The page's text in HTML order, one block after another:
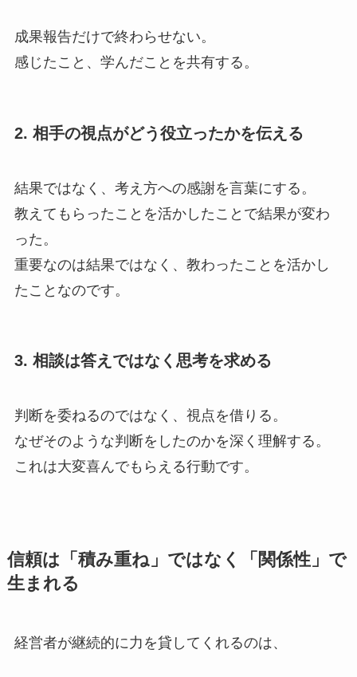
成果報告だけで終わらせない。
感じたこと、学んだことを共有する。
2. 相手の視点がどう役立ったかを伝える
結果ではなく、考え方への感謝を言葉にする。
教えてもらったことを活かしたことで結果が変わ
った。
重要なのは結果ではなく、教わったことを活かし
たことなのです。
3. 相談は答えではなく思考を求める
判断を委ねるのではなく、視点を借りる。
なぜそのような判断をしたのかを深く理解する。
これは大変喜んでもらえる行動です。
信頼は「積み重ね」ではなく「関係性」で
生まれる
経営者が継続的に力を貸してくれるのは、